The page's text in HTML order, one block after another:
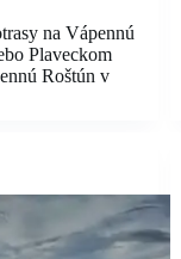
na Vápennú
Plaveckom
Roštún v